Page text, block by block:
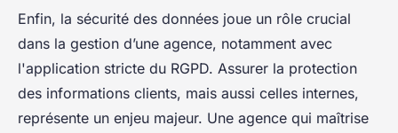
Enfin, la sécurité des données joue un rôle crucial
dans la gestion d’une agence, notamment avec
l'application stricte du RGPD. Assurer la protection
des informations clients, mais aussi celles internes,
représente un enjeu majeur. Une agence qui maîtrise